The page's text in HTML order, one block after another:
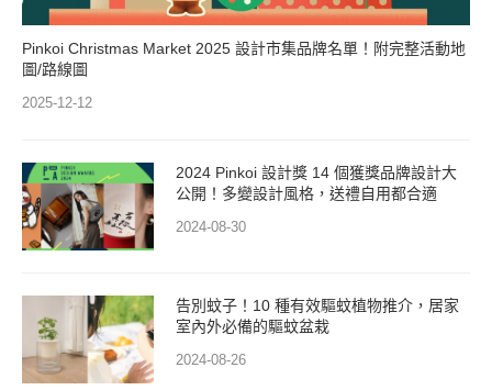
Pinkoi Christmas Market 2025 設計市集品牌名單！附完整活動地
圖/路線圖
2025-12-12
2024 Pinkoi 設計獎 14 個獲獎品牌設計大
公開！多變設計風格，送禮自用都合適
2024-08-30
告別蚊子！10 種有效驅蚊植物推介，居家
室內外必備的驅蚊盆栽
2024-08-26